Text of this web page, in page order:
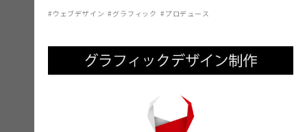
ウェブデザイン グラフィック プロデュース